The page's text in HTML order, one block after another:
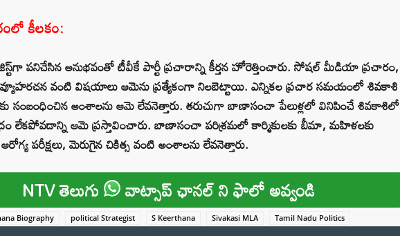
కీలకం:
పనిచేసిన అనుభవంతో టీవీకే పార్టీ ప్రచారాన్ని కీర్తన హోరెత్తించారు. సోషల్ మీడియా ప్రచారం,
వంటి విషయాలు ఆమెను ప్రత్యేకంగా నిలబెట్టాయి. ఎన్నికల ప్రచార సమయంలో శివకాశి
సంబంధించిన అంశాలను ఆమె లేవనెత్తారు. తరుచుగా బాణాసంచా పేలుళ్లలో వినిపించే శివకాశిలో
లేకపోవడాన్ని ఆమె ప్రస్తావించారు. బాణాసంచా పరిశ్రమలో కార్మికులకు బీమా, మహిళలకు
పరీక్షలు, మెరుగైన చికిత్స వంటి అంశాలను లేవనెత్తారు.
NTV తెలుగు వాట్సాప్ ఛానల్ ని ఫాలో అవ్వండి
Biography political Strategist S Keerthana Sivakasi MLA Tamil Nadu Politics